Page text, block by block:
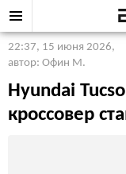
22:37, 15 июня 2026,
автор: Офин М.
Hyundai
кроссовер